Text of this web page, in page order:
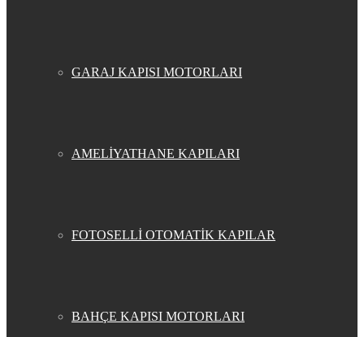
GARAJ KAPISI MOTORLARI
AMELİYATHANE KAPILARI
FOTOSELLİ OTOMATİK KAPILAR
BAHÇE KAPISI MOTORLARI